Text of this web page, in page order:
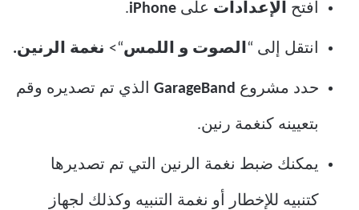
افتح الإعدادات على iPhone
.
انتقل إلى “الصوت و اللمس“> نغمة الرنين.
حدد مشروع GarageBand الذي تم تصديره وقم
بتعيينه كنغمة رنين.
يمكنك ضبط نغمة الرنين التي تم تصديرها
كتنبيه للإخطار أو نغمة التنبيه وكذلك لجهاز